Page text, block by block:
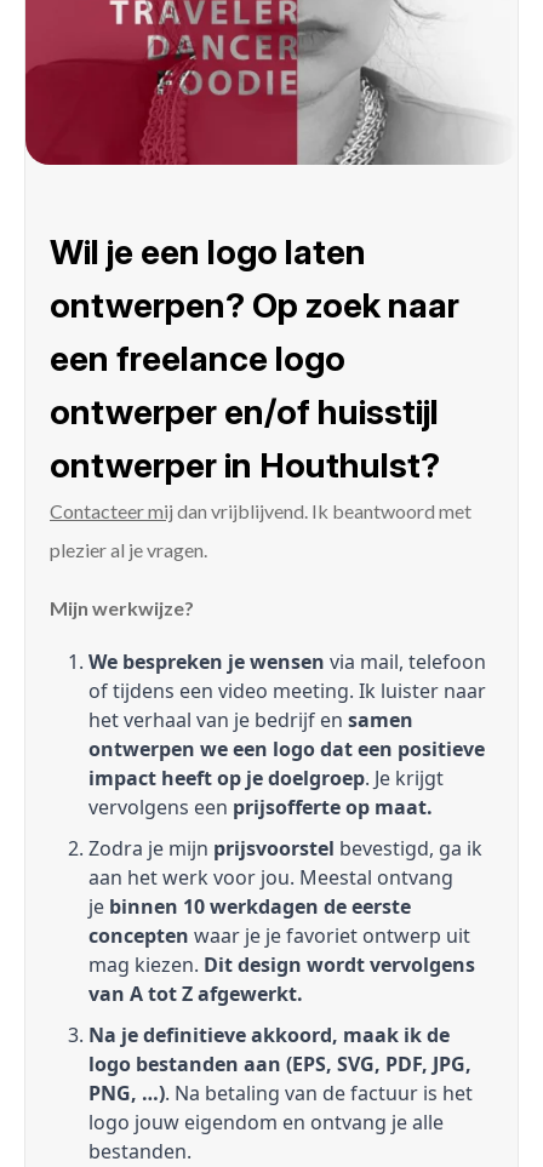
Wil je een logo laten
ontwerpen? Op zoek naar
een freelance logo
ontwerper en/of huisstijl
ontwerper in Houthulst?
Contacteer mij dan vrijblijvend. Ik beantwoord met
plezier al je vragen.
Mijn werkwijze?
We bespreken je wensen via mail, telefoon
of tijdens een video meeting. Ik luister naar
het verhaal van je bedrijf en samen
ontwerpen we een logo dat een positieve
impact heeft op je doelgroep. Je krijgt
vervolgens een prijsofferte op maat.
Zodra je mijn prijsvoorstel bevestigd, ga ik
aan het werk voor jou. Meestal ontvang
je binnen 10 werkdagen de eerste
concepten waar je je favoriet ontwerp uit
mag kiezen. Dit design wordt vervolgens
van A tot Z afgewerkt.
Na je definitieve akkoord, maak ik de
logo bestanden aan (EPS, SVG, PDF, JPG,
PNG, …). Na betaling van de factuur is het
logo jouw eigendom en ontvang je alle
bestanden.